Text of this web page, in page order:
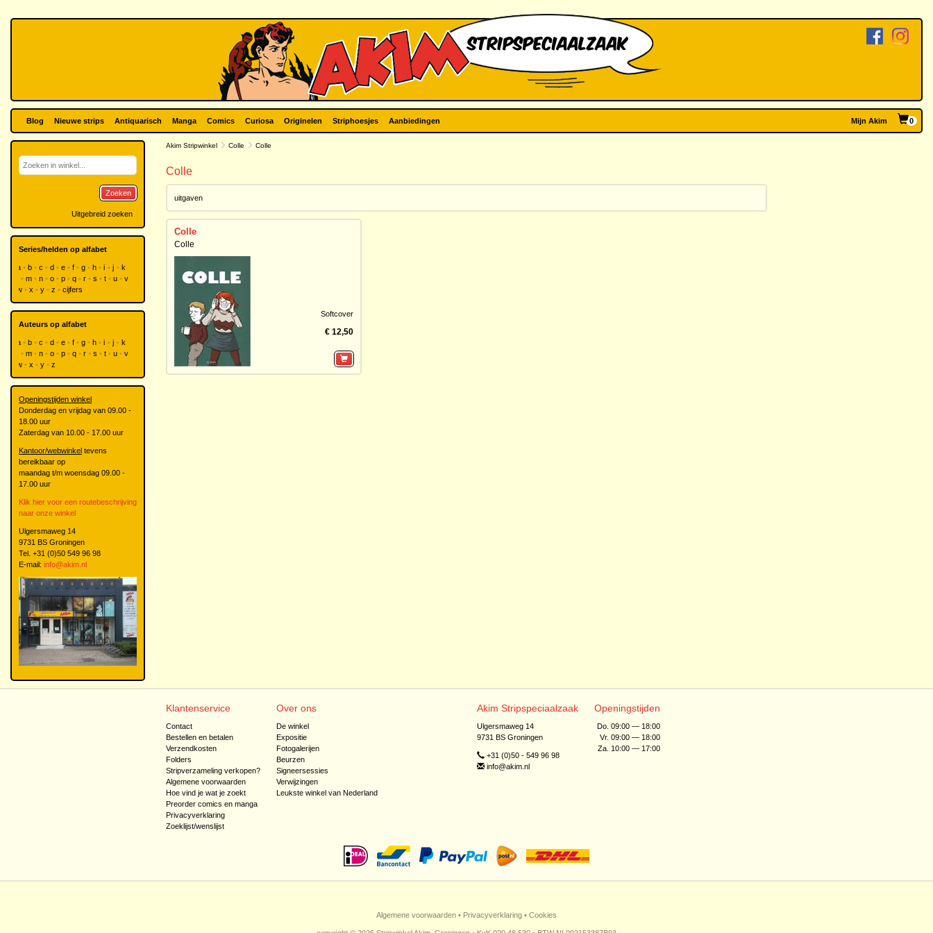
Blog Nieuwe strips Antiquarisch Manga Comics Curiosa Originelen Striphoesjes Aanbiedingen Mijn Akim 0
Akim Stripwinkel Colle Colle
Colle
uitgaven
Colle
Colle
Softcover
€ 12,50
Zoeken
Uitgebreid zoeken
Series/helden op alfabet
a b c d e f g h i j
k
m n o p q r s t u
v
w
x y z cijfers
Auteurs op alfabet
a b c d e f g h i j
k
m n o p q r s t u
v
w
x y z
Openingstijden winkel
Donderdag en vrijdag van 09.00 -
18.00 uur
Zaterdag van 10.00 - 17.00 uur
Kantoor/webwinkel tevens
bereikbaar op
maandag t/m woensdag 09.00 -
17.00 uur
Klik hier voor een routebeschrijving
naar onze winkel
Ulgersmaweg 14
9731 BS Groningen
Tel. +31 (0)50 549 96 98
E-mail: info@akim.nl
Klantenservice
Contact
Bestellen en betalen
Verzendkosten
Folders
Stripverzameling verkopen?
Algemene voorwaarden
Hoe vind je wat je zoekt
Preorder comics en manga
Privacyverklaring
Zoeklijst/wenslijst
Over ons
De winkel
Expositie
Fotogalerijen
Beurzen
Signeersessies
Verwijzingen
Leukste winkel van Nederland
Akim Stripspeciaalzaak
Ulgersmaweg 14
9731 BS Groningen
+31 (0)50 - 549 96 98
info@akim.nl
Openingstijden
Do. 09:00 — 18:00
Vr. 09:00 — 18:00
Za. 10:00 — 17:00
Algemene voorwaarden • Privacyverklaring • Cookies